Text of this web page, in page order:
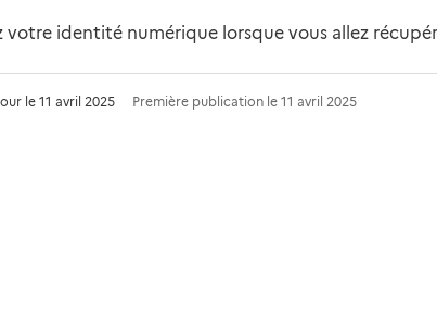
votre identité numérique lorsque vous allez
le 11 avril 2025 Première publication le 11 avril 2025